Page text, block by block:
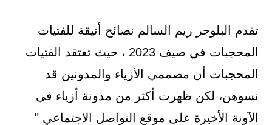
تقدم البلوجر ريم السالم نصائح أنيقة للفتيات
المحجبات في صيف 2023 ، حيث تعتقد الفتيات
المحجبات أن مصممي الأزياء والمدونين قد
نسوهن، لكن ظهرت أكثر من مدونة أزياء في
الآونة الأخيرة على موقع التواصل الاجتماعي "